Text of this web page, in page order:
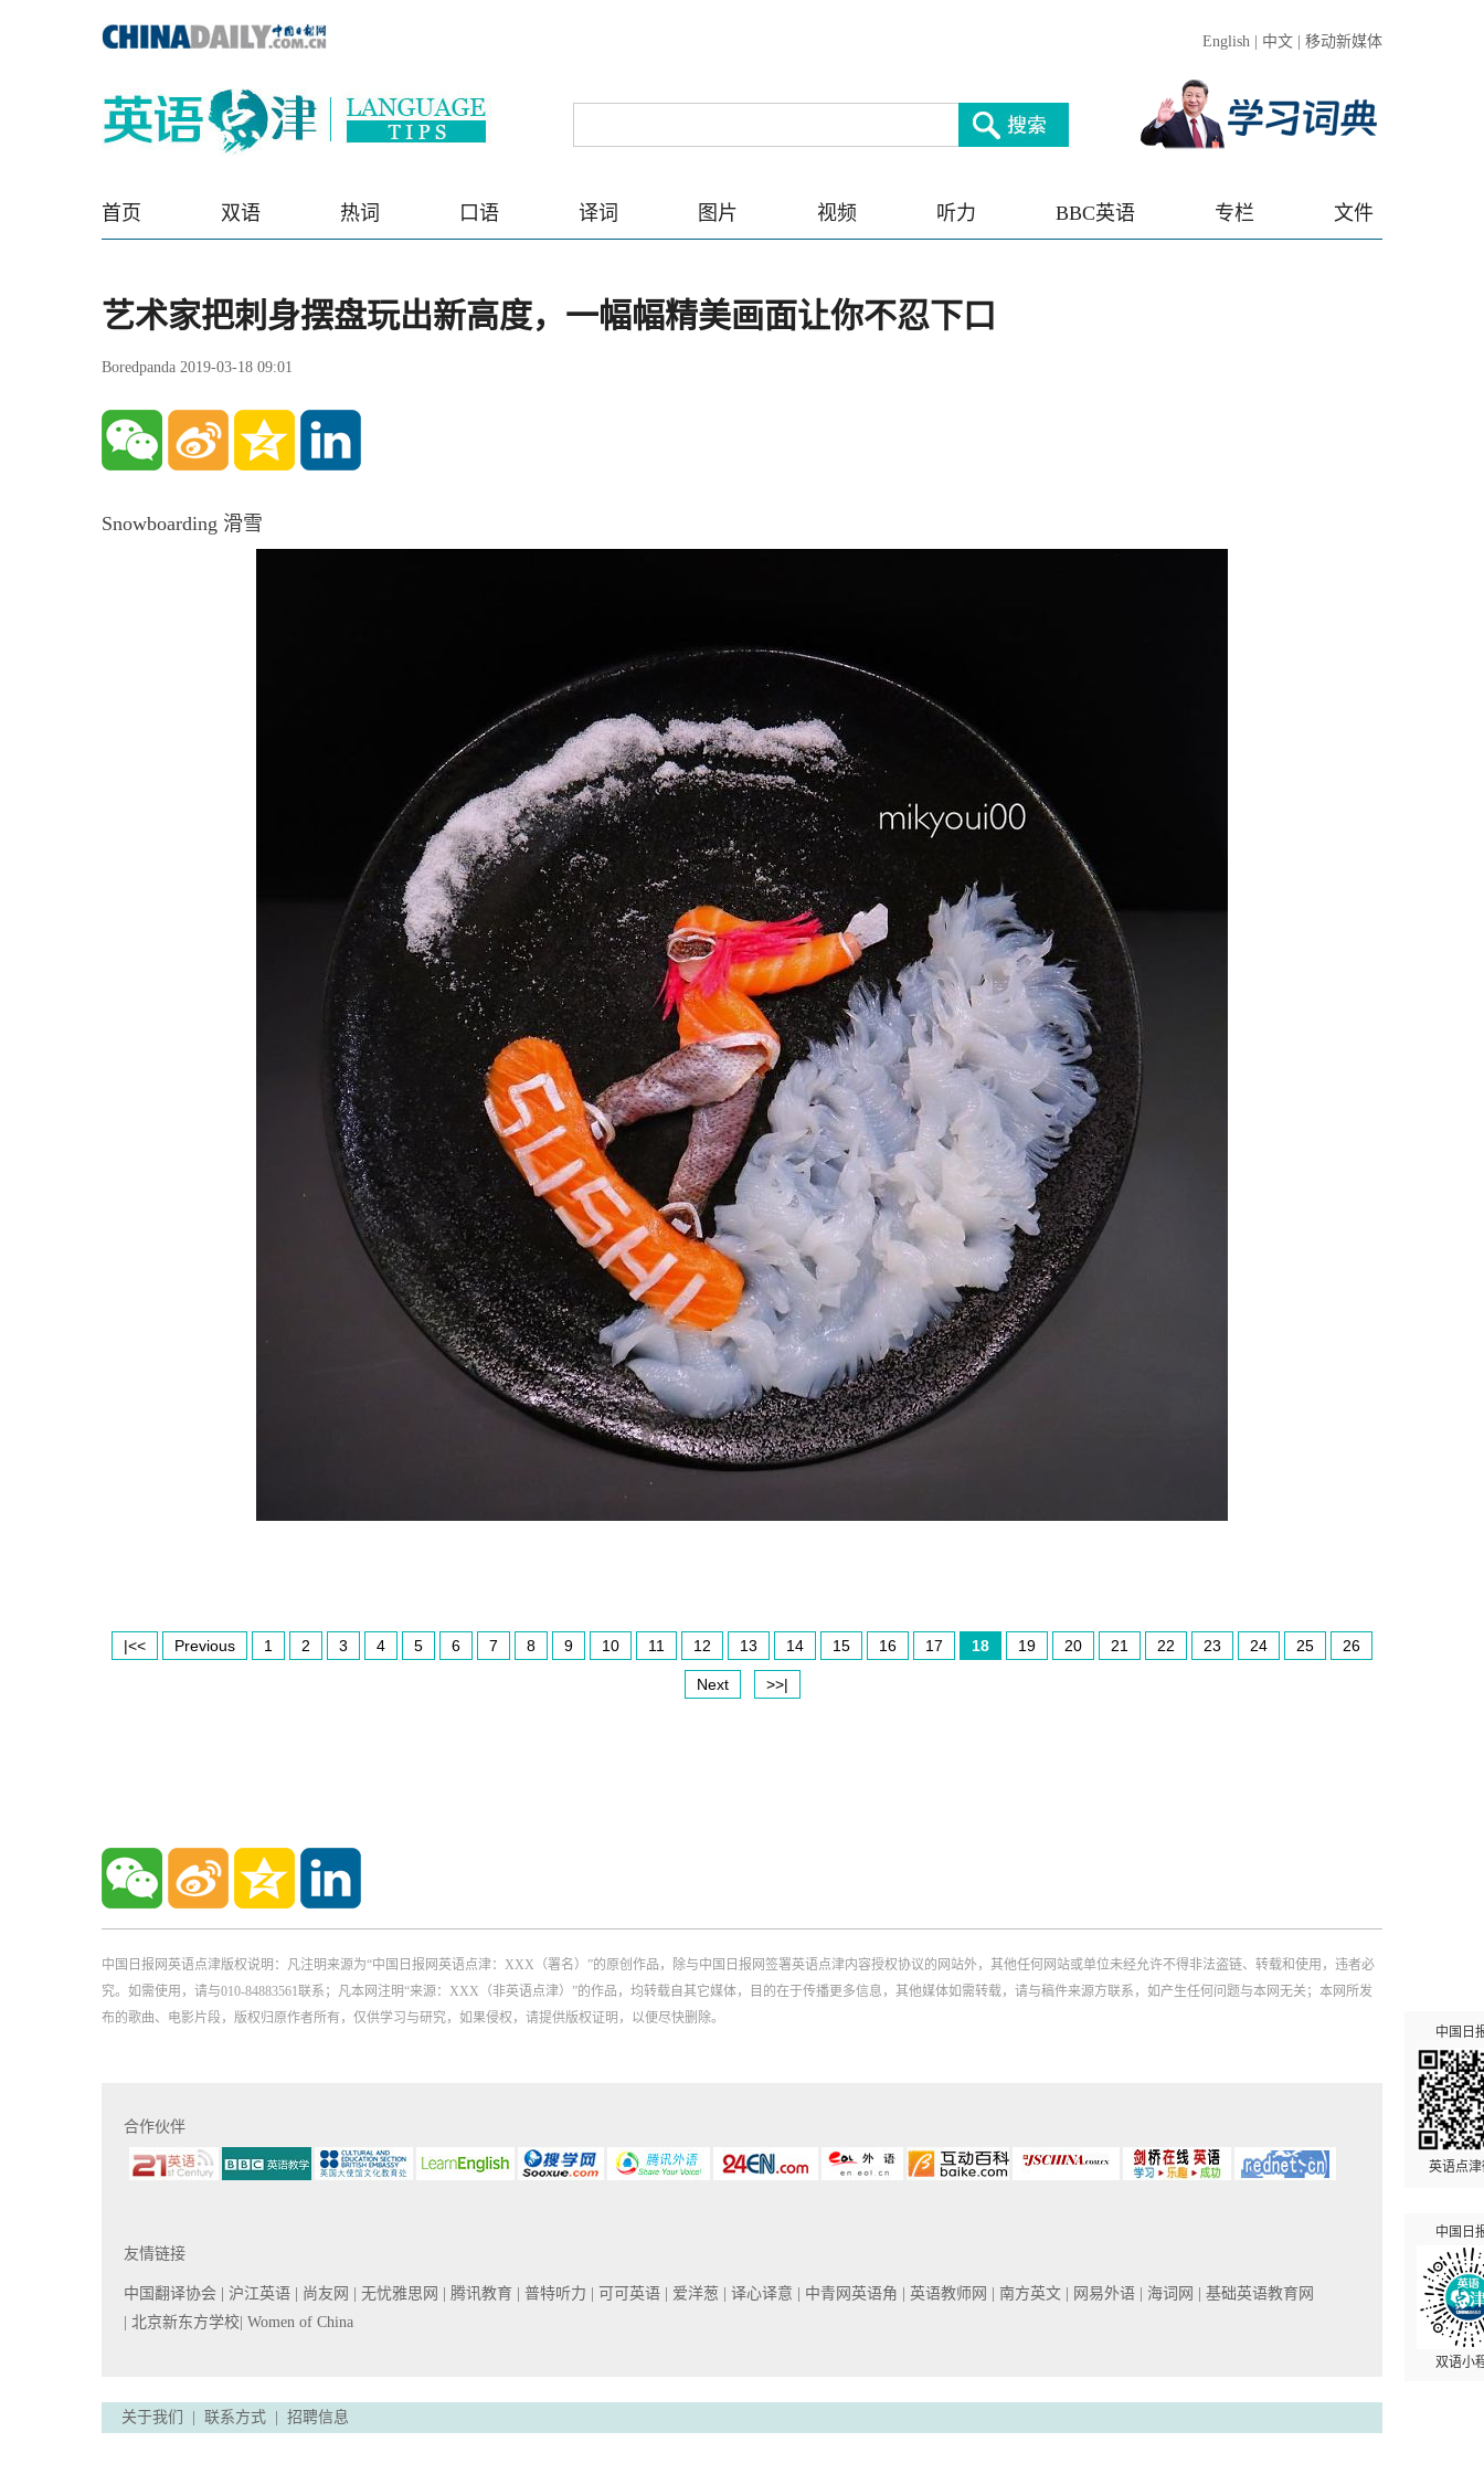
English 中文 移动新媒体
首页 双语 热词 口语 译词 图片 视频 听力 BBC英语 专栏 文件
艺术家把刺身摆盘玩出新高度，一幅幅精美画面让你不忍下口
Boredpanda 2019-03-18 09:01
Snowboarding 滑雪
|<< Previous 1 2 3 4 5 6 7 8 9 10 11 12 13 14 15 16 17 18 19 20 21 22 23 24 25 26
Next >>|
中国日报网英语点津版权说明：凡注明来源为“中国日报网英语点津：XXX（署名）”的原创作品，除与中国日报网签署英语点津内容授权协议的网站外，其他任何网站或单位未经允许不得非法盗链、转载和使用，违者必
究。如需使用，请与010-84883561联系；凡本网注明“来源：XXX（非英语点津）”的作品，均转载自其它媒体，目的在于传播更多信息，其他媒体如需转载，请与稿件来源方联系，如产生任何问题与本网无关；本网所发
布的歌曲、电影片段，版权归原作者所有，仅供学习与研究，如果侵权，请提供版权证明，以便尽快删除。
中国日
英语点
中国日
双语小
合作伙伴
友情链接
中国翻译协会 | 沪江英语 | 尚友网 | 无忧雅思网 | 腾讯教育 | 普特听力 | 可可英语 | 爱洋葱 | 译心译意 | 中青网英语角 | 英语教师网 | 南方英文 | 网易外语 | 海词网
| 基础英语教育网
| 北京新东方学校 | Women of China
关于我们 联系方式 招聘信息